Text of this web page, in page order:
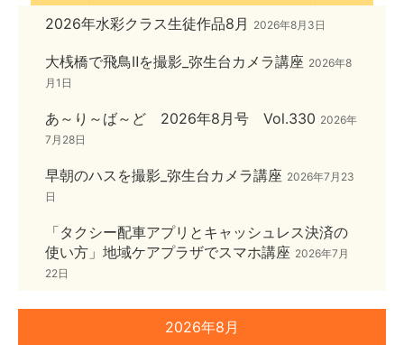
2026年水彩クラス生徒作品8月 2026年8月3日
大桟橋で飛鳥Ⅱを撮影_弥生台カメラ講座 2026年8
月1日
あ～り～ば～ど 2026年8月号 Vol.330 2026年
7月28日
早朝のハスを撮影_弥生台カメラ講座 2026年7月23
日
「タクシー配車アプリとキャッシュレス決済の
使い方」地域ケアプラザでスマホ講座 2026年7月
22日
2026年8月